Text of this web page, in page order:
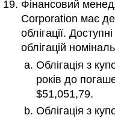
Фінансовий
Corporation має
облігації.
облігацій
Облігація з
років до
$51,051,79.
Облігація з